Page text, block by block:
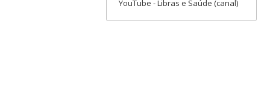
YouTube - Libras e Saúde (canal)